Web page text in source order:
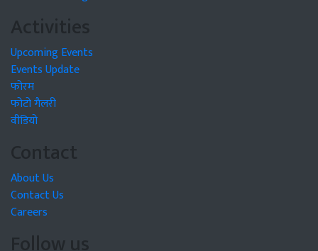
Activities
Upcoming Events
Events Update
फोरम
फोटो गैलरी
वीडियो
Contact
About Us
Contact Us
Careers
Follow us